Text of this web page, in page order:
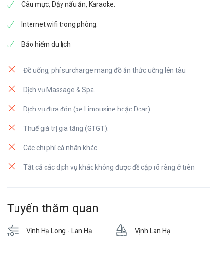
Câu mực, Dậy nấu ăn, Karaoke.
Internet wifi trong phòng.
Bảo hiểm du lịch
Đồ uống, phí surcharge mang đồ ăn thức uống lên tàu.
Dịch vụ Massage & Spa.
Dịch vụ đưa đón (xe Limousine hoặc Dcar).
Thuế giá trị gia tăng (GTGT).
Các chi phí cá nhân khác.
Tất cả các dịch vụ khác không được đề cập rõ ràng ở trên
Tuyến thăm quan
Vịnh Hạ Long - Lan Hạ Vịnh Lan Hạ